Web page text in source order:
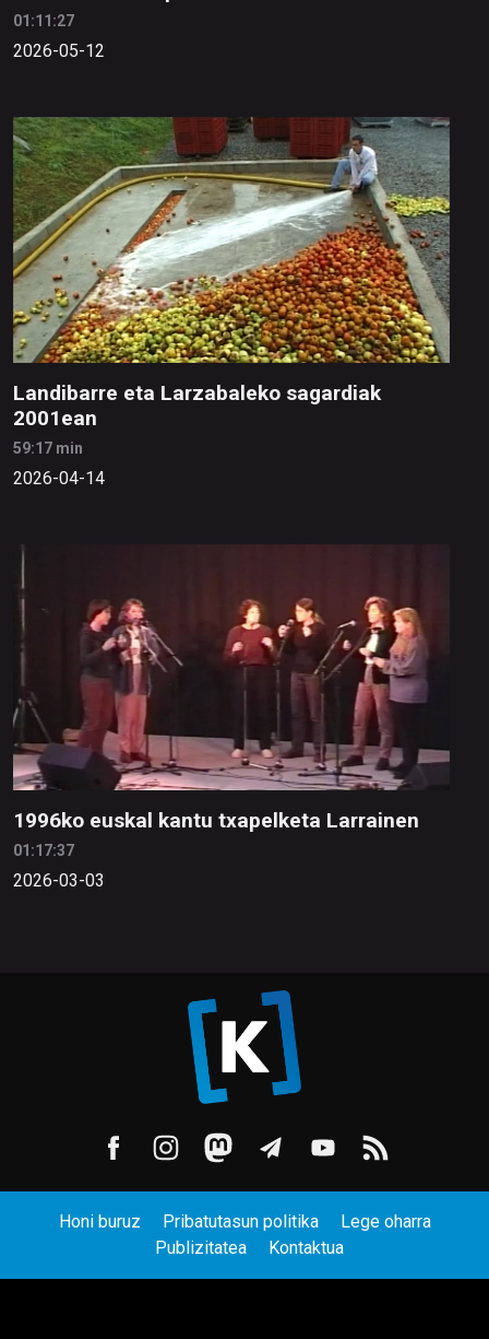
01:11:27
2026-05-12
Landibarre eta Larzabaleko sagardiak
2001ean
59:17 min
2026-04-14
1996ko euskal kantu txapelketa Larrainen
01:17:37
2026-03-03
Honi buruz Pribatutasun politika
Lege oharra
Publizitatea
Kontaktua